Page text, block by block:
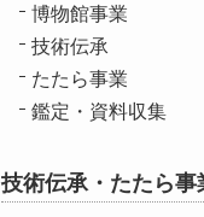
博物館事業
技術伝承
たたら事業
鑑定・資料収集
技術伝承・たたら事